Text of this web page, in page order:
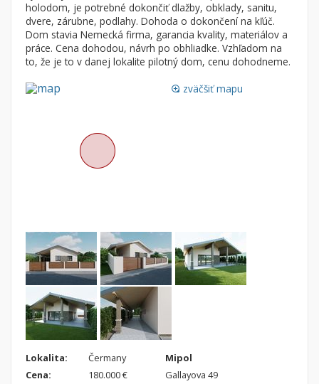
Garsónky
Dvojgarsónky
1-izbové
3-izbové
Vila
Chalupa
Poľnohospodárske pozemky
Záhrada
Iný poľnohospodársky pozemok
Nebytové priestory
Administratívne, obchodné
Skladové, výrobné
Rekreačné, reštauračné
holodom, je potrebné dokončiť dlažby, obklady, sanitu,
dvere, zárubne, podlahy. Dohoda o dokončení na kľúč.
Dom stavia Nemecká firma, garancia kvality, materiálov a
práce. Cena dohodou, návrh po obhliadke. Vzhľadom na
to, že je to v danej lokalite pilotný dom, cenu dohodneme.
loupe zväčšiť mapu
Lokalita:
Čermany
Cena:
180.000 €
Mipol
Gallayova 49